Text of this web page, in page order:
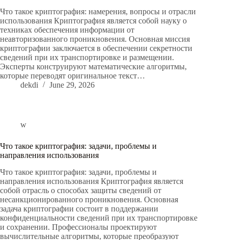
Что такое криптография: намерения, вопросы и отрасли
использования Криптография является собой науку о
техниках обеспечения информации от
неавторизованного проникновения. Основная миссия
криптографии заключается в обеспечении секретности
сведений при их транспортировке и размещении.
Эксперты конструируют математические алгоритмы,
которые переводят оригинальное текст…
dekdi
June 29, 2026
w
Что такое криптография: задачи, проблемы и
направления использования
Что такое криптография: задачи, проблемы и
направления использования Криптография является
собой отрасль о способах защиты сведений от
несанкционированного проникновения. Основная
задача криптографии состоит в поддержании
конфиденциальности сведений при их транспортировке
и сохранении. Профессионалы проектируют
вычислительные алгоритмы, которые преобразуют